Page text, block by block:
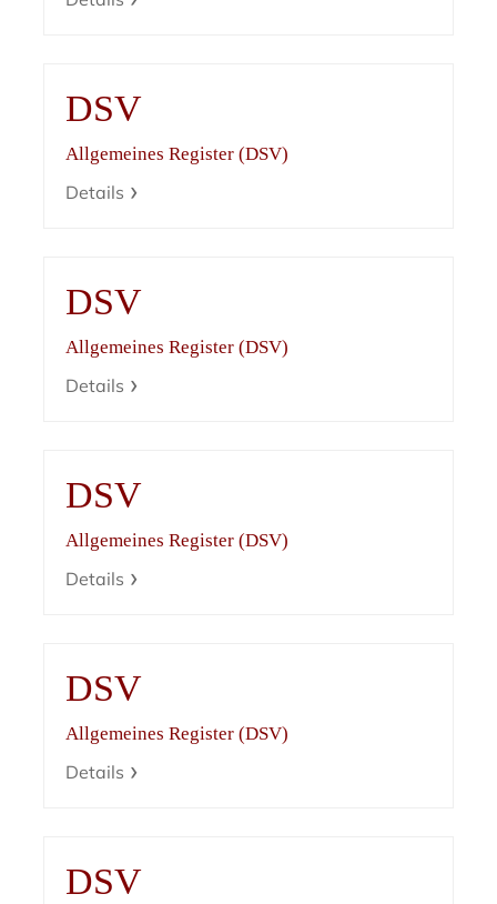
DSV
Allgemeines Register (DSV)
Details
DSV
Allgemeines Register (DSV)
Details
DSV
Allgemeines Register (DSV)
Details
DSV
Allgemeines Register (DSV)
Details
DSV